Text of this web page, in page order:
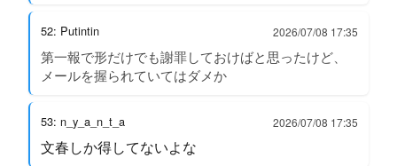
52: Putintin 2026/07/08 17:35
第一報で形だけでも謝罪しておけばと思ったけど、
メールを握られていてはダメか
53: n_y_a_n_t_a 2026/07/08 17:35
文春しか得してないよな